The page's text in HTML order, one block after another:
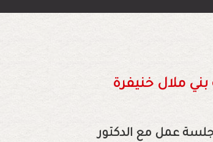
ملال خنيفرة
عمل مع الدكتور